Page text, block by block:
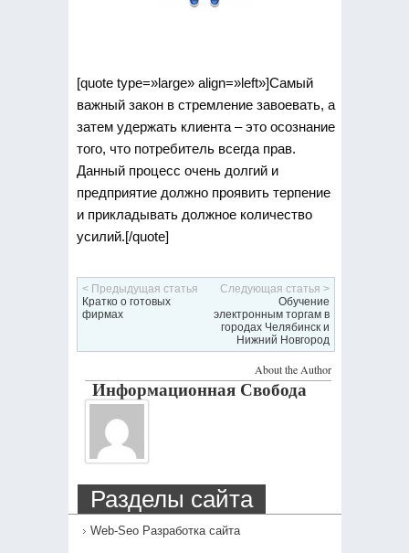
[quote type=»large» align=»left»]Самый
важный закон в стремление завоевать, а
затем удержать клиента – это осознание
того, что потребитель всегда прав.
Данный процесс очень долгий и
предприятие должно проявить терпение
и прикладывать должное количество
усилий.[/quote]
< Предыдущая статья
Кратко о готовых
фирмах
Следующая статья >
Обучение
электронным торгам в
городах Челябинск и
Нижний Новгород
About the Author
Информационная Свобода
Разделы сайта
Web-Seo Разработка сайта